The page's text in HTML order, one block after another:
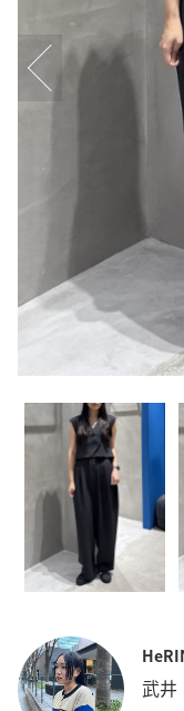
武